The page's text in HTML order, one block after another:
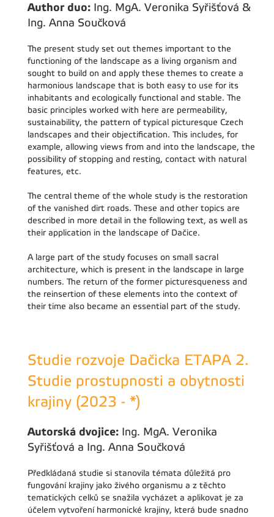
Author duo: Ing. MgA. Veronika Syřišťová &
Ing. Anna Součková
The present study set out themes important to the
functioning of the landscape as a living organism and
sought to build on and apply these themes to create a
harmonious landscape that is both easy to use for its
inhabitants and ecologically functional and stable. The
basic principles worked with here are permeability,
sustainability, the pattern of typical picturesque Czech
landscapes and their objectification. This includes, for
example, allowing views from and into the landscape, the
possibility of stopping and resting, contact with natural
features, etc.
The central theme of the whole study is the restoration
of the vanished dirt roads. These and other topics are
described in more detail in the following text, as well as
their application in the landscape of Dačice.
A large part of the study focuses on small sacral
architecture, which is present in the landscape in large
numbers. The return of the former picturesqueness and
the reinsertion of these elements into the context of
their time also became an essential part of the study.
Studie rozvoje Dačicka ETAPA 2.
Studie prostupnosti a obytnosti
krajiny (2023 - *)
Autorská dvojice: Ing. MgA. Veronika
Syřišťová a Ing. Anna Součková
Předkládaná studie si stanovila témata důležitá pro
fungování krajiny jako živého organismu a z těchto
tematických celků se snažila vycházet a aplikovat je za
účelem vytvoření harmonické krajiny, která bude snadno